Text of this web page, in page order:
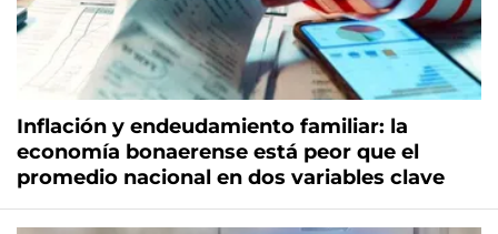
Inflación y endeudamiento familiar: la
economía bonaerense está peor que el
promedio nacional en dos variables clave